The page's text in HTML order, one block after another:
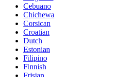
Cebuano
Chichewa
Corsican
Croatian
Dutch
Estonian
Filipino
Finnish
Frisian